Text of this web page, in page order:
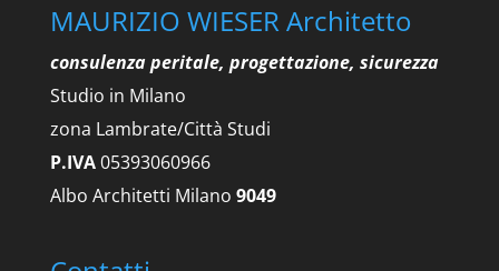
MAURIZIO WIESER Architetto
consulenza peritale, progettazione, sicurezza
Studio in Milano
zona Lambrate/Città Studi
P.IVA05393060966
Albo Architetti Milano 9049